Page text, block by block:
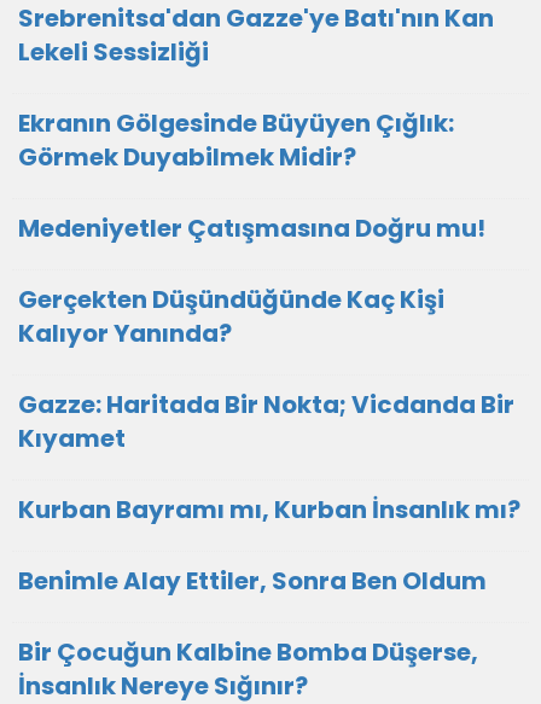
Srebrenitsa'dan Gazze'ye Batı'nın Kan
Lekeli Sessizliği
Ekranın Gölgesinde Büyüyen Çığlık:
Görmek Duyabilmek Midir?
Medeniyetler Çatışmasına Doğru mu!
Gerçekten Düşündüğünde Kaç Kişi
Kalıyor Yanında?
Gazze: Haritada Bir Nokta; Vicdanda Bir
Kıyamet
Kurban Bayramı mı, Kurban İnsanlık mı?
Benimle Alay Ettiler, Sonra Ben Oldum
Bir Çocuğun Kalbine Bomba Düşerse,
İnsanlık Nereye Sığınır?